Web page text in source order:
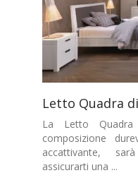
Letto Quadra
La Letto
composizione
accattivante,
assicurarti una ...